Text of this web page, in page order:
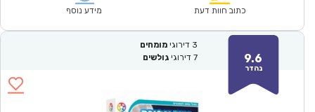
₪124.00.
כתוב חוות דעת מידע נוסף
9.6
נהדר
3 דירוגי מומחים
7 דירוגי גולשים